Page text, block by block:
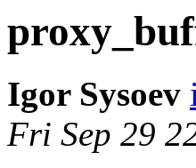
Igor Sysoev
Fri Sep 29